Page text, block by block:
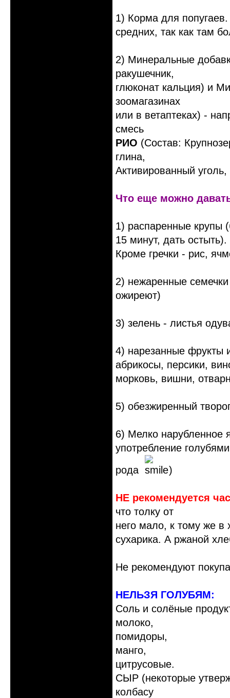
1) Корма для
средних, так как там
2) Минеральные
ракушечник,
глюконат кальция) и
зоомагазинах
или в ветаптеках) -
смесь
РИО (Состав:
глина,
Активированный
Что еще можно
1) распаренные крупы
15 минут, дать остыть).
Кроме гречки - рис,
2) нежаренные
ожиреют)
3) зелень - листья
4) нарезанные фрукты
абрикосы, персики,
морковь, вишни,
5) обезжиренный
6) Мелко нарубленное
употребление
рода
)
НЕ рекомендуется
что толку от
него мало, к тому же в
сухарика. А ржаной
Не рекомендуют
НЕЛЬЗЯ ГОЛУБЯМ:
Соль и солёные
молоко,
помидоры,
манго,
цитрусовые.
СЫР (некоторые
колбасу